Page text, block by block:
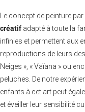
Le concept de peinture
créatif adapté à toute la
infinies et permettent aux
reproductions de leurs
Neiges », « Vaïana » ou
peluches. De notre
enfants à cet art peut
et éveiller leur sensibilité